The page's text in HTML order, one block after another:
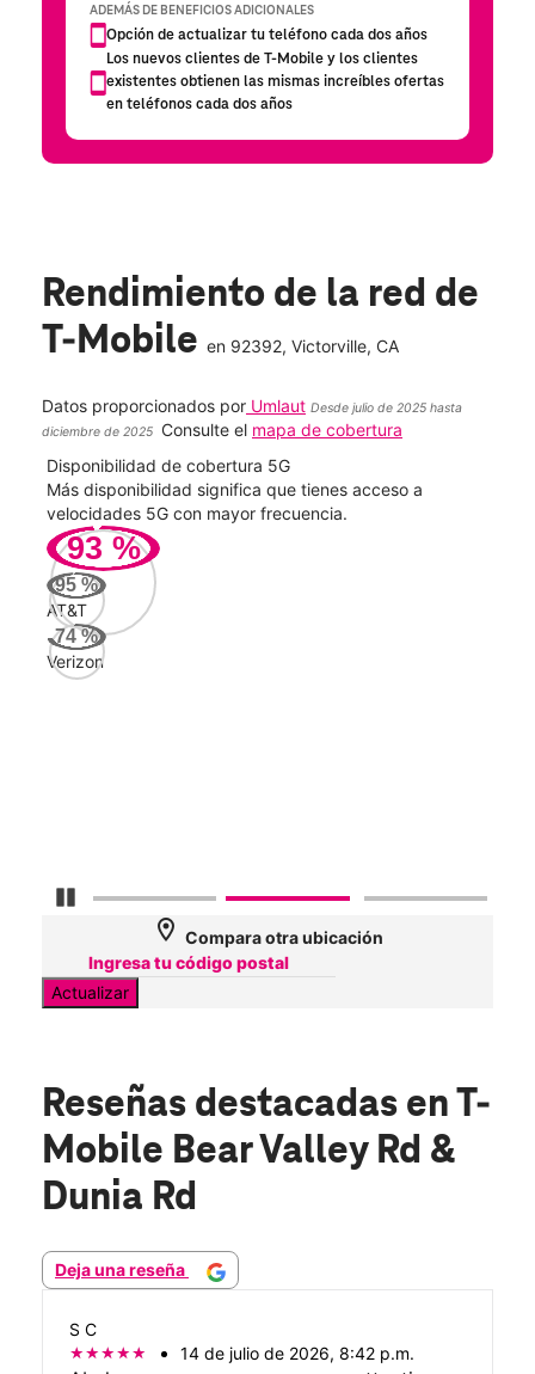
Rendimiento de la red de
T-Mobile en 92392, Victorville, CA
Datos proporcionados por Umlaut Desde julio de 2025 hasta
diciembre de 2025
Consulte el mapa de cobertura
Detener carrusel
Disponibilidad de cobertura 5G
Más disponibilidad significa que tienes acceso a
velocidades 5G con mayor frecuencia.
93 %
95 %
AT&T
74%
Verizon
location_on Compara otra ubicación
Actualizar
Reseñas destacadas en T-
Mobile Bear Valley Rd &
Dunia Rd
Deja una reseña
S C
14 de julio de 2026, 8:42 p.m.